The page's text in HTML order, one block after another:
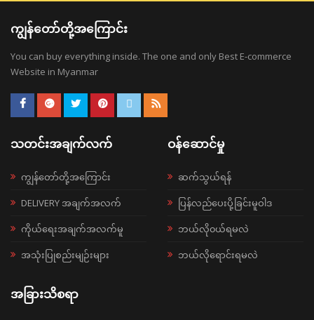
ကျွန်တော်တို့အကြောင်း
You can buy everything inside. The one and only Best E-commerce
Website in Myanmar
သတင်းအချက်လက်
ကျွန်တော်တို့အကြောင်း
DELIVERY အချက်အလက်
ကိုယ်ရေးအချက်အလက်မူ
အသုံးပြုစည်းမျဉ်းများ
ဝန်ဆောင်မှု
ဆက်သွယ်ရန်
ပြန်လည်ပေးပို့ခြင်းမူဝါဒ
ဘယ်လို၀ယ်ရမလဲ
ဘယ်လိုရောင်းရမလဲ
အခြားသိစရာ